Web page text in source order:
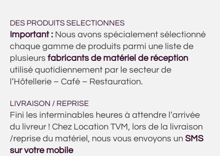
DES PRODUITS SELECTIONNES
Important : Nous avons spécialement sélectionné
chaque gamme de produits parmi une liste de
plusieurs fabricants de matériel de réception
utilisé quotidiennement par le secteur de
l’Hôtellerie – Café – Restauration.
LIVRAISON / REPRISE
Fini les interminables heures à attendre l’arrivée
du livreur ! Chez Location TVM, lors de la livraison
/reprise du matériel, nous vous envoyons un SMS
sur votre mobile